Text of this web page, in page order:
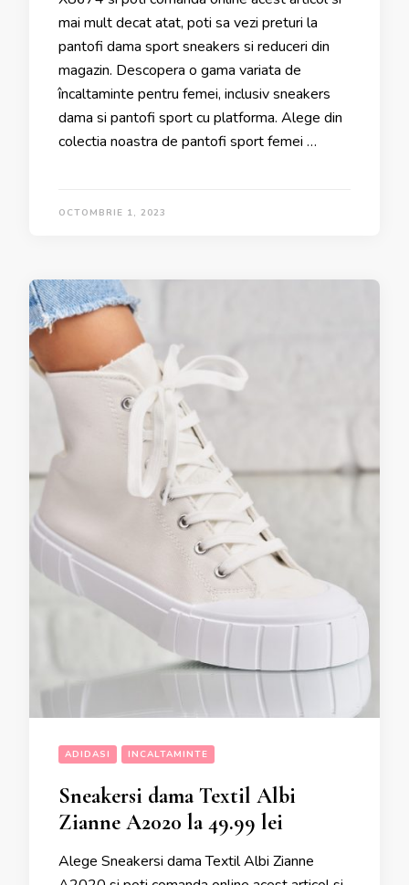
mai mult decat atat, poti sa vezi preturi la
pantofi dama sport sneakers si reduceri din
magazin. Descopera o gama variata de
încaltaminte pentru femei, inclusiv sneakers
dama si pantofi sport cu platforma. Alege din
colectia noastra de pantofi sport femei …
OCTOMBRIE 1, 2023
ADIDASI INCALTAMINTE
Sneakersi dama Textil Albi
Zianne A2020 la 49.99 lei
Alege Sneakersi dama Textil Albi Zianne